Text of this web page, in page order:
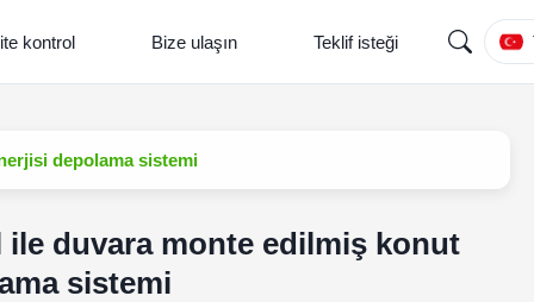
kontrol Bize ulaşın Teklif isteği
depolama sistemi
ile duvara monte edilmiş konut
sistemi